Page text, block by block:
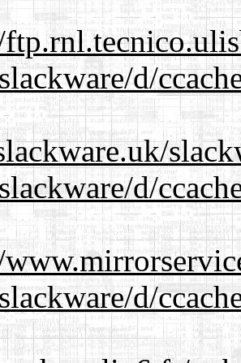
d/
d/
d/